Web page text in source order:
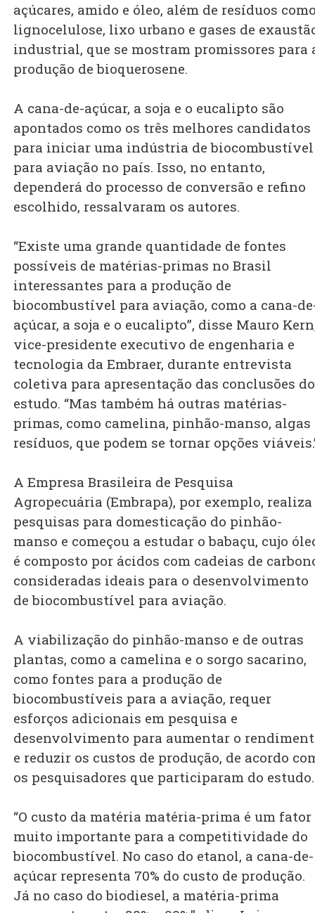
açúcares, amido e óleo, além de resíduos
lignocelulose, lixo urbano e gases de
industrial, que se mostram promissores para
produção de bioquerosene.
A cana-de-açúcar, a soja e o eucalipto são
apontados como os três melhores candidatos
para iniciar uma indústria de biocombustível
para aviação no país. Isso, no entanto,
dependerá do processo de conversão e refino
escolhido, ressalvaram os autores.
“Existe uma grande quantidade de fontes
possíveis de matérias-primas no Brasil
interessantes para a produção de
biocombustível para aviação, como a cana-
açúcar, a soja e o eucalipto”, disse Mauro
vice-presidente executivo de engenharia e
tecnologia da Embraer, durante entrevista
coletiva para apresentação das conclusões do
estudo. “Mas também há outras matérias-
primas, como camelina, pinhão-manso, algas
resíduos, que podem se tornar opções
A Empresa Brasileira de Pesquisa
Agropecuária (Embrapa), por exemplo, realiza
pesquisas para domesticação do pinhão-
manso e começou a estudar o babaçu, cujo
é composto por ácidos com cadeias de
consideradas ideais para o desenvolvimento
de biocombustível para aviação.
A viabilização do pinhão-manso e de outras
plantas, como a camelina e o sorgo sacarino,
como fontes para a produção de
biocombustíveis para a aviação, requer
esforços adicionais em pesquisa e
desenvolvimento para aumentar o
e reduzir os custos de produção, de acordo
os pesquisadores que participaram do estudo.
“O custo da matéria matéria-prima é um fator
muito importante para a competitividade do
biocombustível. No caso do etanol, a cana-de-
açúcar representa 70% do custo de produção.
Já no caso do biodiesel, a matéria-prima